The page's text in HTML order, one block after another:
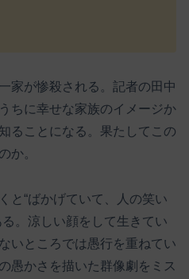
家が惨殺される。記者の田中
ちに幸せな家族のイメージか
ることになる。果たしてこの
か。
と“ばかげていて、人の笑い
。涼しい顔をして生きてい
いところでは愚行を重ねてい
愚かさを描いた群像劇をミス